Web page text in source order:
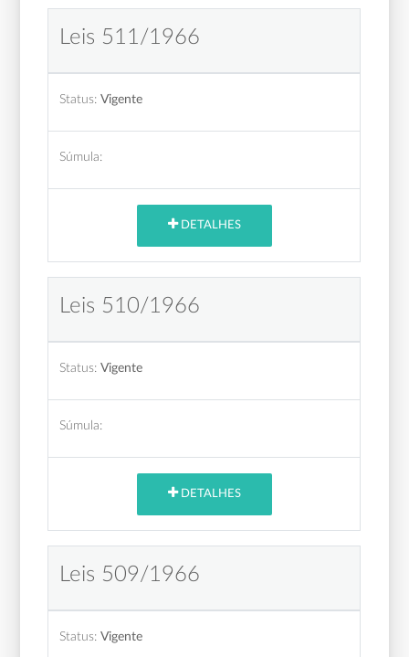
Leis 511/1966
Status: Vigente
Súmula:
DETALHES
Leis 510/1966
Status: Vigente
Súmula:
DETALHES
Leis 509/1966
Status: Vigente